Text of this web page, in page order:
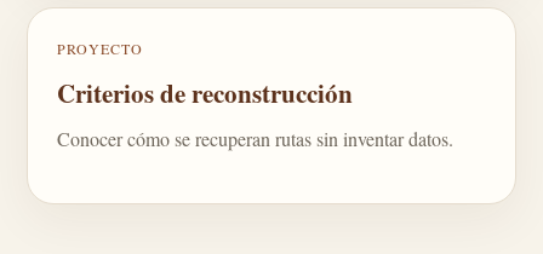
PROYECTO
Criterios de reconstrucción
Conocer cómo se recuperan rutas sin inventar datos.